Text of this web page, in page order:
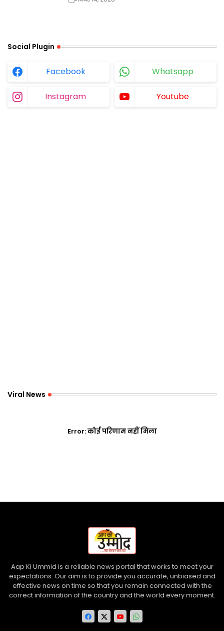
Social Plugin
Facebook Whatsapp
Instagram Youtube
Viral News
Error:कोई परिणाम नहीं मिला
Aap Ki Ummid is a reliable news portal that works to meet your
expectations. Our aim is to provide you accurate, unbiased and
effective news on time so that you remain connected with the
correct information of the country and the world every moment.